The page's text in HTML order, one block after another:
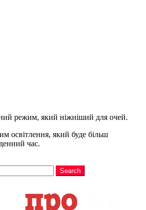
режим, який ніжніший для очей.
освітлення, який буде більш
час.
Search